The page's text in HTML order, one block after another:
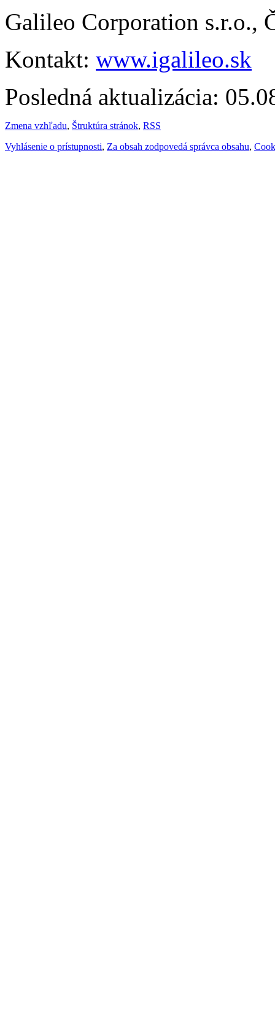
Galileo Corporation s.r.o.,
Kontakt: www.igalileo.sk
Posledná aktualizácia:
Zmena vzhľadu, Štruktúra stránok, RSS
Vyhlásenie o prístupnosti, Za obsah zodpovedá správca obsahu,